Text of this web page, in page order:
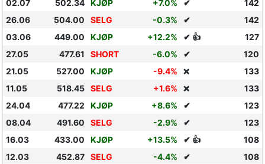
02.07
502.34 KJØP +7.0% ✔
142
26.06
504.00 SELG -0.3% ✔
142
03.06
449.00 KJØP +12.2% ✔ 👍
127
27.05
477.61 SHORT -6.0% ✔
120
21.05
527.00 KJØP -9.4% ❌
133
11.05
518.45 SELG +1.6% ❌
133
24.04
477.22 KJØP +8.6% ✔
123
08.04
491.60 SELG -2.9% ✔
123
16.03
433.00 KJØP +13.5% ✔ 👍
108
12.03
452.87 SELG -4.4% ✔
108